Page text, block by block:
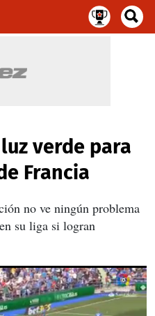
verde para
Francia
no ve ningún problema
su liga si logran